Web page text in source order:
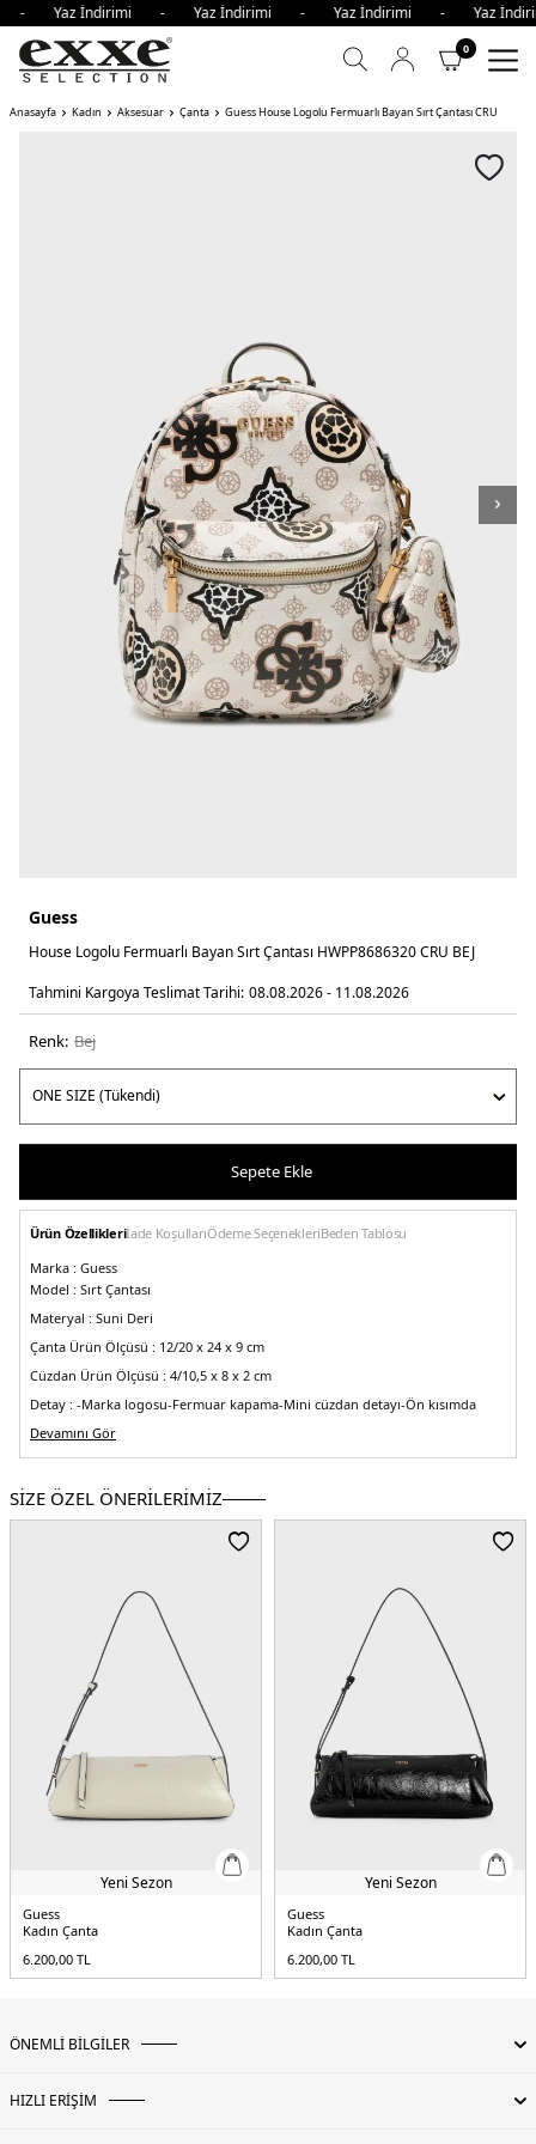
- Yaz İndirimi - Yaz İndirimi - Yaz İndirimi -
0
Anasayfa Kadın Aksesuar Çanta Guess House Logolu Fermuarlı Bayan Sırt Çantası CRU
Guess
House Logolu Fermuarlı Bayan Sırt Çantası HWPP8686320 CRU BEJ
Tahmini Kargoya Teslimat Tarihi: 08.08.2026 - 11.08.2026
Renk: bej
Sepete Ekle
Ürün Özellikleriİade KoşullarıÖdeme SeçenekleriBeden Tablosu
Marka : Guess
Model : Sırt Çantası
Materyal : Suni Deri
Çanta Ürün Ölçüsü : 12/20 x 24 x 9 cm
Cüzdan Ürün Ölçüsü : 4/10,5 x 8 x 2 cm
Detay : -Marka logosu-Fermuar kapama-Mini cüzdan detayı-Ön kısımda
fermuarlı bölüm
Devamını Gör
SİZE ÖZEL ÖNERİLERİMİZ
Yeni Sezon
Guess
Kadın Çanta
6.200,00 TL
Yeni Sezon
Guess
Kadın Çanta
6.200,00 TL
ÖNEMLİ BİLGİLER
HIZLI ERİŞİM